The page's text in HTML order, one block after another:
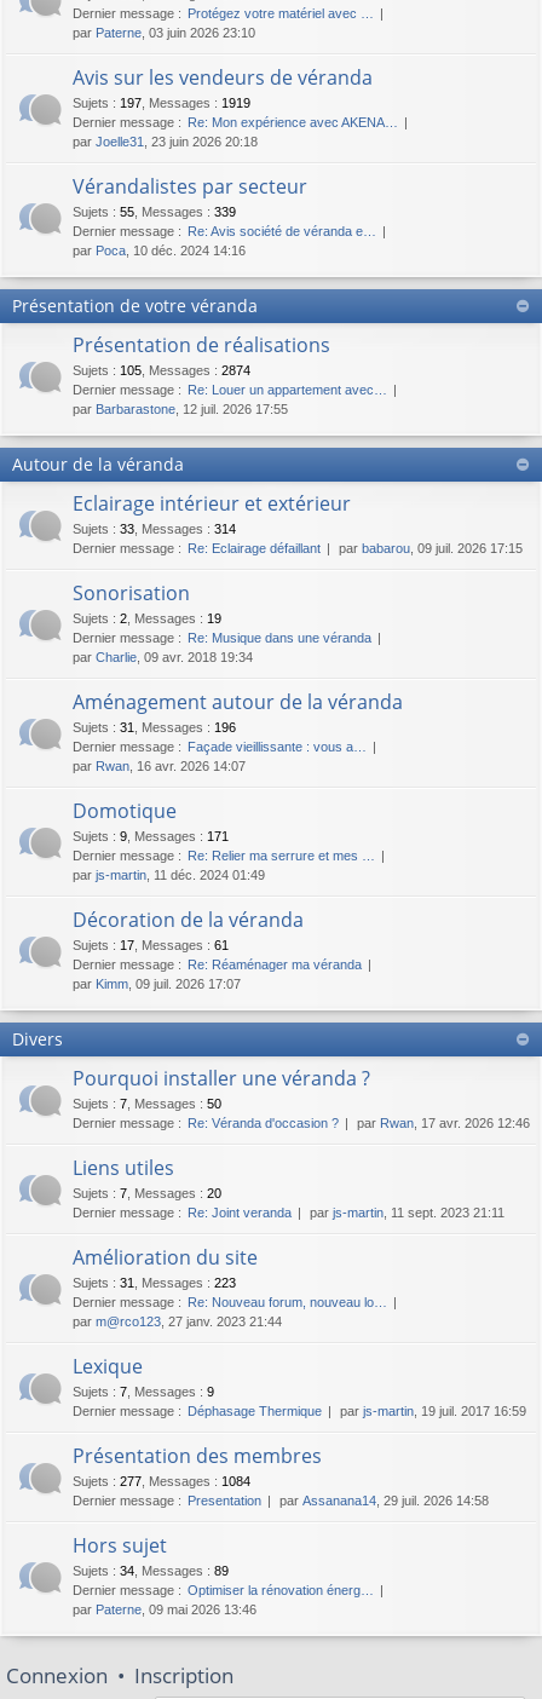
Dernier message : Protégez votre matériel avec …
par Paterne , 03 juin 2026 23:10
Avis sur les vendeurs de véranda
Sujets : 197 Messages : 1919
Dernier message : Re: Mon expérience avec AKENA…
par Joelle31 , 23 juin 2026 20:18
Vérandalistes par secteur
Sujets : 55 Messages : 339
Dernier message : Re: Avis société de véranda e…
par Poca , 10 déc. 2024 14:16
Présentation de votre véranda
Présentation de réalisations
Sujets : 105 Messages : 2874
Dernier message : Re: Louer un appartement avec…
par Barbarastone , 12 juil. 2026 17:55
Autour de la véranda
Eclairage intérieur et extérieur
Sujets : 33 Messages : 314
Dernier message : Re: Eclairage défaillant par babarou , 09 juil. 2026 17:15
Sonorisation
Sujets : 2 Messages : 19
Dernier message : Re: Musique dans une véranda
par Charlie , 09 avr. 2018 19:34
Aménagement autour de la véranda
Sujets : 31 Messages : 196
Dernier message : Façade vieillissante : vous a…
par Rwan , 16 avr. 2026 14:07
Domotique
Sujets : 9 Messages : 171
Dernier message : Re: Relier ma serrure et mes …
par js-martin , 11 déc. 2024 01:49
Décoration de la véranda
Sujets : 17 Messages : 61
Dernier message : Re: Réaménager ma véranda
par Kimm , 09 juil. 2026 17:07
Divers
Pourquoi installer une véranda ?
Sujets : 7 Messages : 50
Dernier message : Re: Véranda d'occasion ? par Rwan , 17 avr. 2026 12:46
Liens utiles
Sujets : 7 Messages : 20
Dernier message : Re: Joint veranda par js-martin , 11 sept. 2023 21:11
Amélioration du site
Sujets : 31 Messages : 223
Dernier message : Re: Nouveau forum, nouveau lo…
par m@rco123 , 27 janv. 2023 21:44
Lexique
Sujets : 7 Messages : 9
Dernier message : Déphasage Thermique par js-martin , 19 juil. 2017 16:59
Présentation des membres
Sujets : 277 Messages : 1084
Dernier message : Presentation par Assanana14 , 29 juil. 2026 14:58
Hors sujet
Sujets : 34 Messages : 89
Dernier message : Optimiser la rénovation énerg…
par Paterne , 09 mai 2026 13:46
Connexion • Inscription